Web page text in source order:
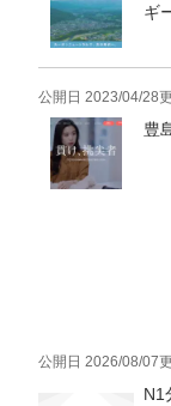
ギ
公開日 2023/04/28
豊
公開日 2026/08/07
N1